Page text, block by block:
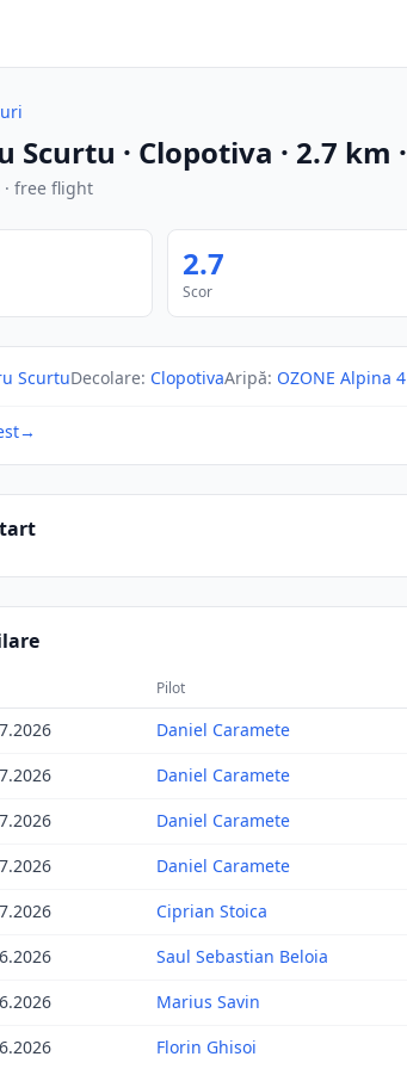
Scurtu · Clopotiva · 2.7 km ·
· free flight
2.7
Scor
ScurtuDecolare: ClopotivaAripă: OZONE Alpina 4
→
Pilot
Daniel Caramete
Daniel Caramete
Daniel Caramete
Daniel Caramete
Ciprian Stoica
Saul Sebastian Beloia
Marius Savin
Florin Ghisoi